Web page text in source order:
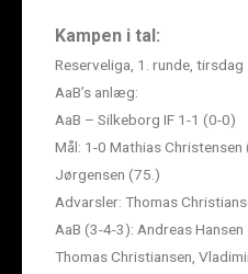
Kampen i tal:
Reserveliga, 1. runde,
AaB’s anlæg:
AaB – Silkeborg IF 1-1 (0-0)
Mål: 1-0 Mathias
Jørgensen (75.)
Advarsler: Thomas
AaB (3-4-3): Andreas
Thomas Christiansen,